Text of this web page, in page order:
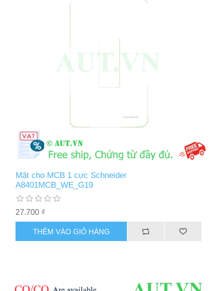
Mặt cho MCB 1 cực Schneider
A8401MCB_WE_G19
27.700 ₫
THÊM VÀO GIỎ HÀNG